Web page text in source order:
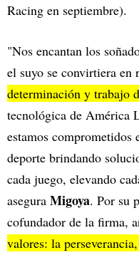
Racing en septiembre).
"Nos encantan los
el suyo se convirtiera en
determinación y trabajo
tecnológica de América
estamos
deporte brindando
cada juego, elevando
asegura Migoya. Por su
cofundador de la firma,
valores: la